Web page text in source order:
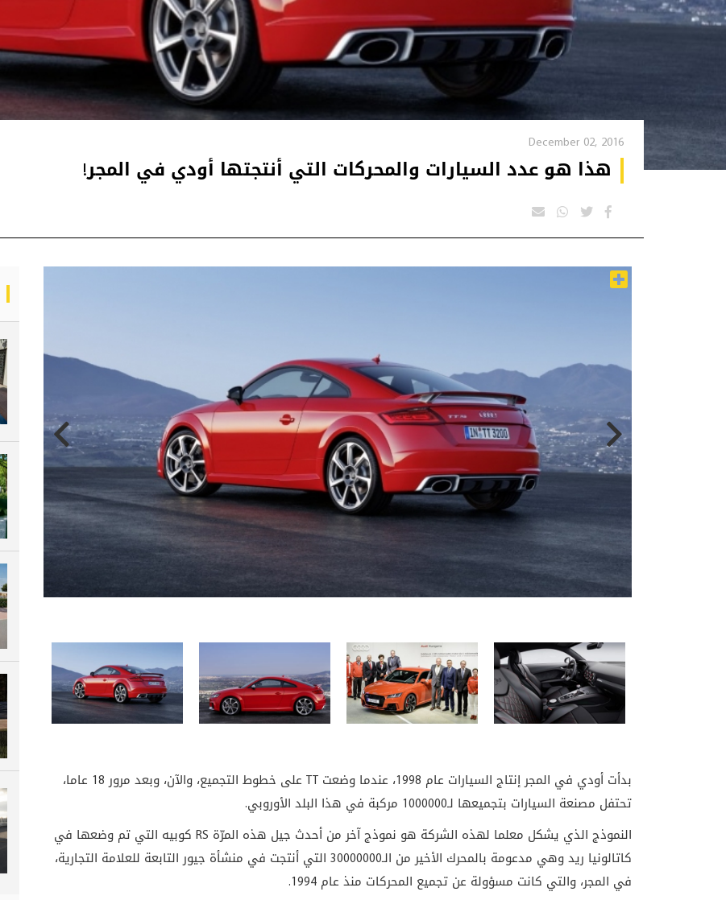
December 02, 2016
هذا هو عدد السيارات والمحركات التي أنتجتها أودي في المجر!
بدأت أودي في المجر إنتاج السيارات عام 1998، عندما وضعت TT
على خطوط التجميع، والآن، وبعد مرور 18 عاما،
تحتفل مصنعة السيارات بتجميعها لـ1000000 مركبة في هذا البلد الأوروبي
.
النموذج الذي يشكل معلما لهذه الشركة هو نموذج آخر من أحدث جيل هذه المرّة RS كوبيه التي تم وضعها في
كاتالونيا ريد وهي مدعومة بالمحرك الأخير من الـ30000000 التي أنتجت في منشأة جيور التابعة للعلامة التجارية،
في المجر، والتي كانت مسؤولة عن تجميع المحركات منذ عام 1994
.